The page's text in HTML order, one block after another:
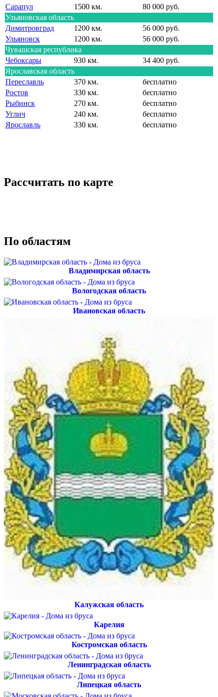
Сарапул 1500 км.
80 000 руб.
Ульяновская область
Димитровград
1200 км.
56 000 руб.
Ульяновск
1200 км.
56 000 руб.
Чувашская республика
Чебоксары
930 км.
34 400 руб.
Ярославская область
Переславль
370 км.
бесплатно
Ростов
330 км.
бесплатно
Рыбинск
270 км.
бесплатно
Углич
240 км.
бесплатно
Ярославль
330 км. бесплатно
Рассчитать по карте
По областям
Владимирская область
Вологодская область
Ивановская область
Калужская область
Карелия
Костромская область
Ленинградская область
Липецкая область